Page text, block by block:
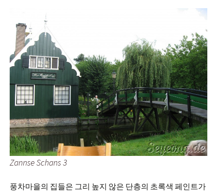
Zannse Schans 3
풍차마을의 집들은 그리 높지 않은 단층의 초록색 페인트가